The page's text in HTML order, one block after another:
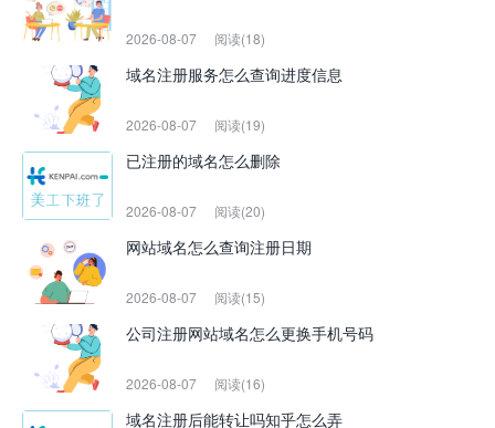
2026-08-07 阅读(18)
域名注册服务怎么查询进度信息
2026-08-07 阅读(19)
已注册的域名怎么删除
2026-08-07 阅读(20)
网站域名怎么查询注册日期
2026-08-07 阅读(15)
公司注册网站域名怎么更换手机号码
2026-08-07 阅读(16)
域名注册后能转让吗知乎怎么弄